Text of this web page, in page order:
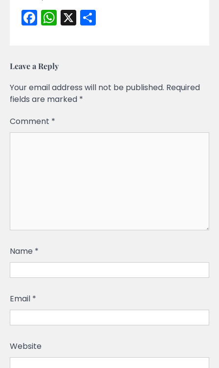
Facebook
WhatsApp
X
Leave a Reply
Your email address will not be published. Required
fields are marked *
Comment *
Name *
Email *
Website